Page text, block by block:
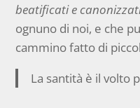
beatificati e
ognuno di noi, e che
cammino fatto di
La santità è il volto